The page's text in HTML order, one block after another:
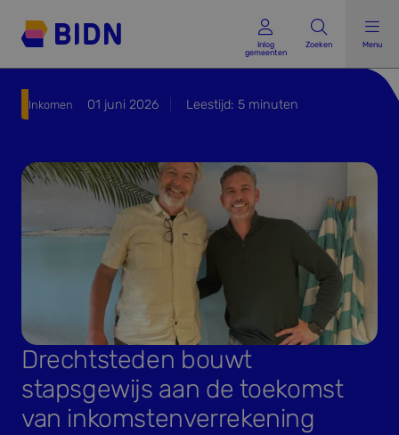
Inlog gemeenten
Inlog
gemeenten
Zoeken Menu
Drechtsteden bouwt
stapsgewijs aan de toekomst
van inkomstenverrekening
Inkomen 01 juni 2026 Leestijd: 5 minuten